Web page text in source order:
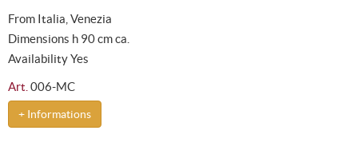
From Italia, Venezia
Dimensions h 90 cm ca.
Availability Yes
Art. 006-MC
+ Informations